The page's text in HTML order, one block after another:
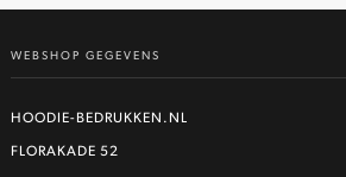
product
meerdere
Deze
optie
WEBSHOP GEGEVENS
HOODIE-BEDRUKKEN.NL
FLORAKADE 52